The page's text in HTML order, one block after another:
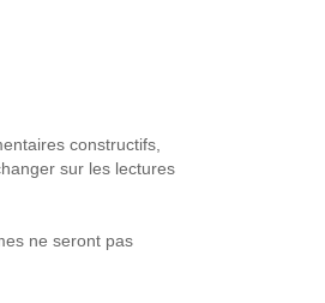
constructifs,
sur les lectures
ne seront pas